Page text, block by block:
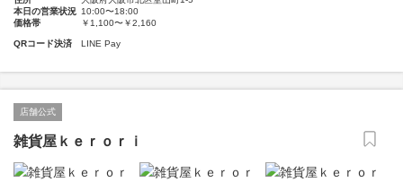
本日の営業状況 10:00〜18:00
価格帯
￥1,100〜￥2,160
QRコード決済 LINE Pay
店舗公式
雑貨屋ｋｅｒｏｒｉ